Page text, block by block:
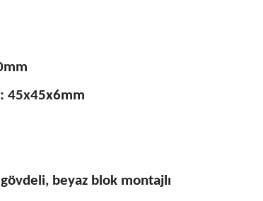
45x45x6mm
beyaz blok montajlı